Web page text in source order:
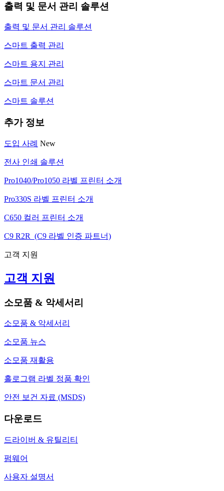
출력 및 문서 관리 솔루션
출력 및 문서 관리 솔루션
스마트 출력 관리
스마트 용지 관리
스마트 문서 관리
스마트 솔루션
추가 정보
도입 사례 New
전사 인쇄 솔루션
Pro1040/Pro1050 라벨 프린터 소개
Pro330S 라벨 프린터 소개
C650 컬러 프린터 소개
C9 R2R (C9 라벨 인증 파트너)
고객 지원
고객 지원
소모품 & 악세서리
소모품 & 악세서리
소모품 뉴스
소모품 재활용
홀로그램 라벨 정품 확인
안전 보건 자료 (MSDS)
다운로드
드라이버 & 유틸리티
펌웨어
사용자 설명서